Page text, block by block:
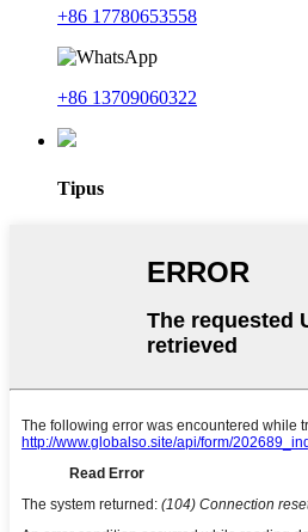
+86 17780653558
+86 13709060322
Tipus